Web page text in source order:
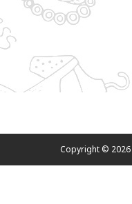
Copyright © 2026